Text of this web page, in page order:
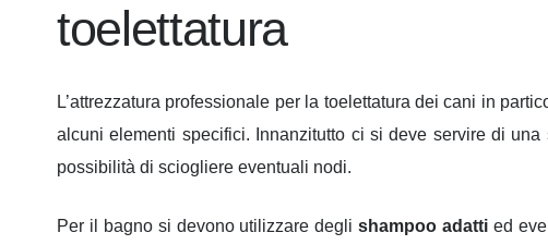
toelettatura
L’attrezzatura professionale per la toelettatura dei cani in
alcuni elementi specifici. Innanzitutto ci si deve servire di
possibilità di sciogliere eventuali nodi.
Per il bagno si devono utilizzare deglishampoo adatti ed